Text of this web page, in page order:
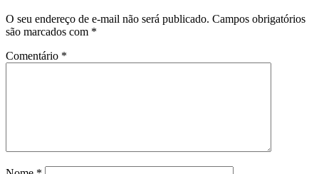
O seu endereço de e-mail não será publicado. Campos obrigatórios
são marcados com *
Comentário *